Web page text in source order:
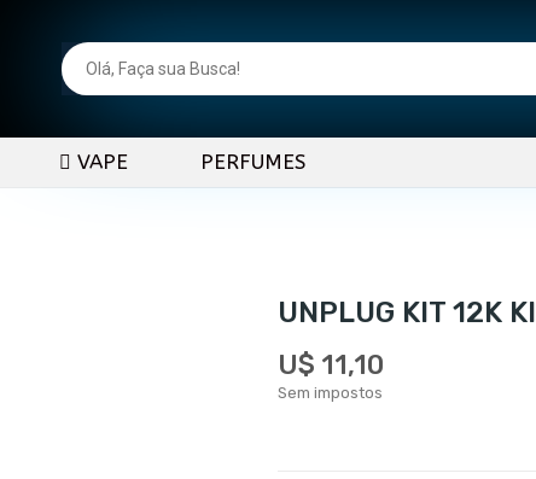
VAPE PERFUMES
UNPLUG KIT 12K
U$ 11,10
Sem impostos